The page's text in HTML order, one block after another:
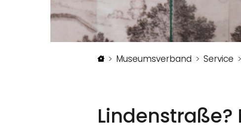
Startseite
Museumsverband Service
Lindenstraße?